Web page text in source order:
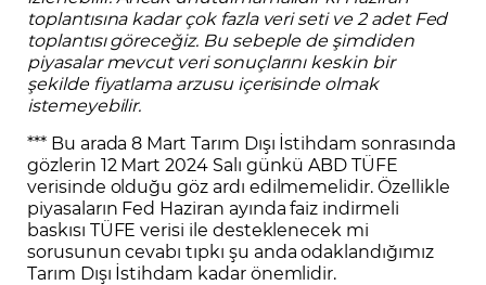
toplantısına kadar çok fazla veri seti ve 2 adet Fed
toplantısı göreceğiz. Bu sebeple de şimdiden
piyasalar mevcut veri sonuçlarını keskin bir
şekilde fiyatlama arzusu içerisinde olmak
istemeyebilir.
*** Bu arada 8 Mart Tarım Dışı İstihdam sonrasında
gözlerin 12 Mart 2024 Salı günkü ABD TÜFE
verisinde olduğu göz ardı edilmemelidir. Özellikle
piyasaların Fed Haziran ayında faiz indirmeli
baskısı TÜFE verisi ile desteklenecek mi
sorusunun cevabı tıpkı şu anda odaklandığımız
Tarım Dışı İstihdam kadar önemlidir.